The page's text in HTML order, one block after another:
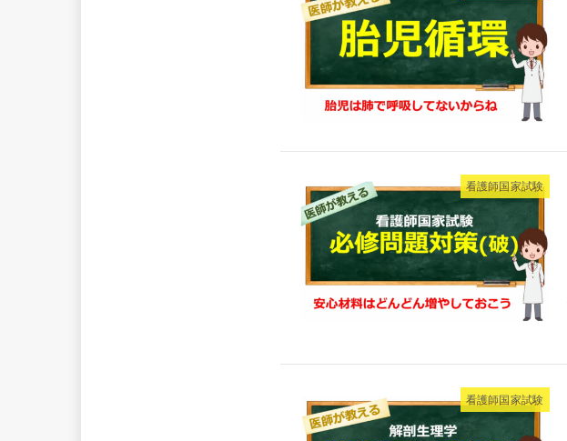
看護師国家試験
看護師国家試験